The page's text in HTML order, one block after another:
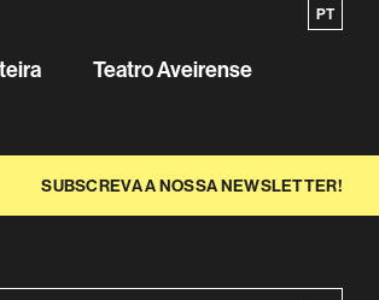
Sobre o
Teatro Aveirense
PT
SUBSCREVA A NOSSA NEWSLETTER!